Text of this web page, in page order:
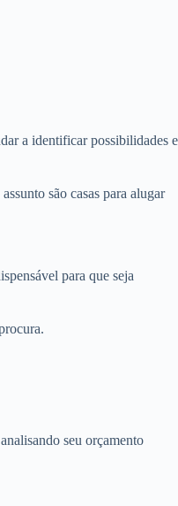
a identificar possibilidades e
são casas para alugar
para que seja
seu orçamento